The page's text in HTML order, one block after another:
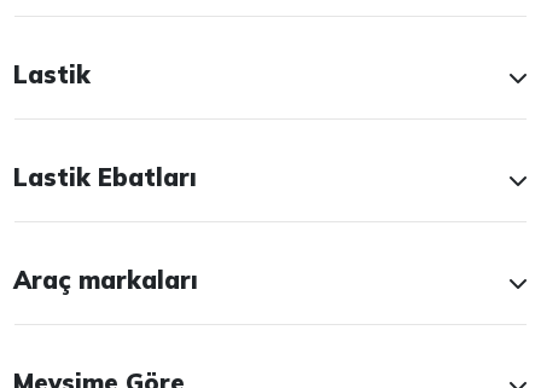
Lastik
Lastik Ebatları
Araç markaları